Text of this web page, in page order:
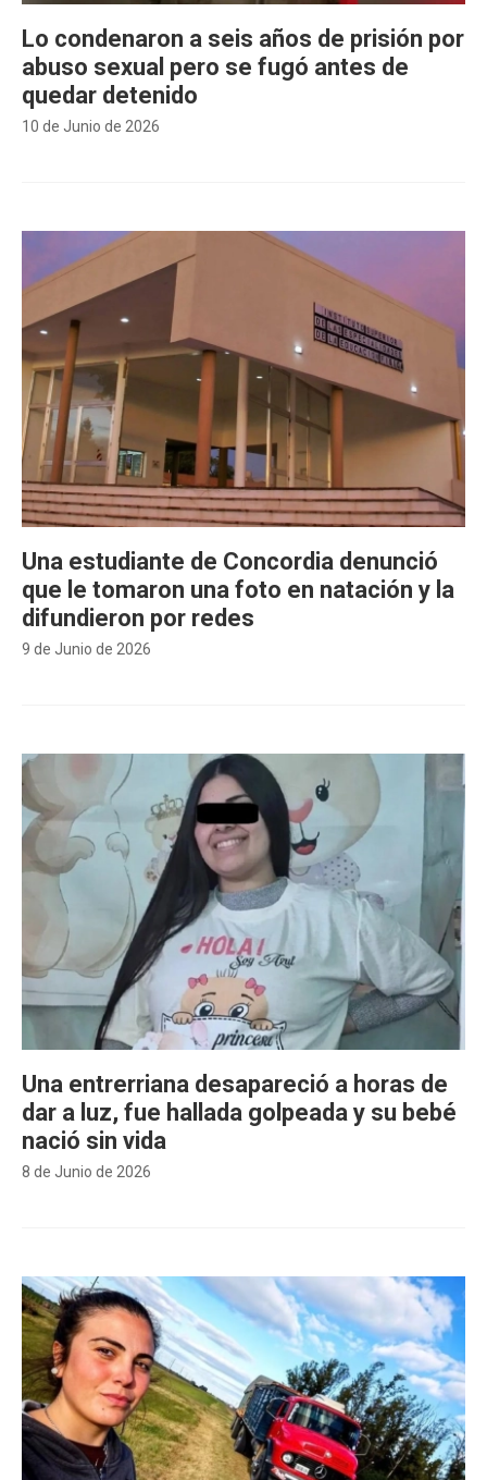
10 de Junio de 2026
Lo condenaron a seis años de prisión por
abuso sexual pero se fugó antes de
quedar detenido
9 de Junio de 2026
Una estudiante de Concordia denunció
que le tomaron una foto en natación y la
difundieron por redes
8 de Junio de 2026
Una entrerriana desapareció a horas de
dar a luz, fue hallada golpeada y su bebé
nació sin vida